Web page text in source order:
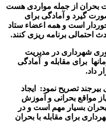
بحران از جمله مواردی هست
گیرد و آمادگی برای
است و همه اعضاء ستاد
احتمالی برنامه ریزی کنند.
شهرداری در مدیریت
برای مقابله و آمادگی
داد.
تصریح نمود: ایجاد
مواقع بحرانی و آموزش
بسیار مهم است و در
برای مقابله با بحران